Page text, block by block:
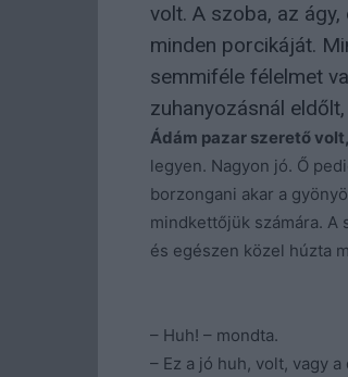
volt. A szoba, az
minden porcikáját.
semmiféle félelmet
zuhanyozásnál
Ádám pazar szerető
legyen. Nagyon jó. Ő
borzongani akar a
mindkettőjük számára.
és egészen közel húzta
– Huh! – mondta.
– Ez a jó huh, volt, vagy